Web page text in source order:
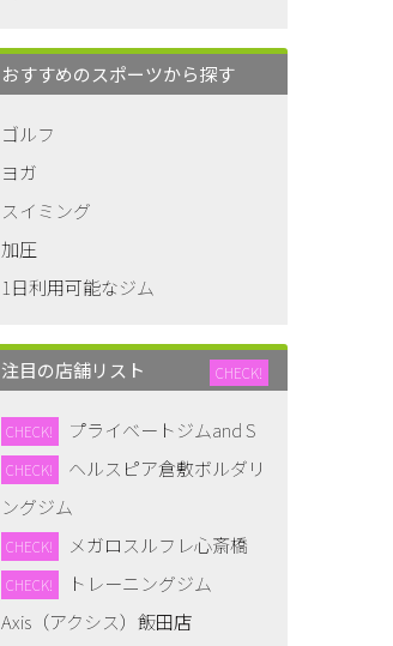
おすすめのスポーツから探す
ゴルフ
ヨガ
スイミング
加圧
1日利用可能なジム
注目の店舗リスト CHECK!
CHECK! プライベートジムand S
CHECK!
ヘルスピア倉敷ボルダリ
ングジム
CHECK! メガロスルフレ心斎橋
CHECK!
トレーニングジム
Axis（アクシス）飯田店